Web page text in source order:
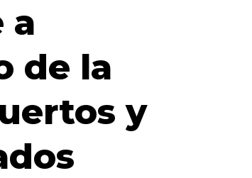
a
de la
y